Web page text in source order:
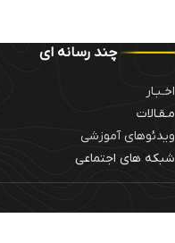
چند رسانه ای
اخـبـار
مـقـالات
ویدئوهای آموزشی
شبکه های اجتماعی